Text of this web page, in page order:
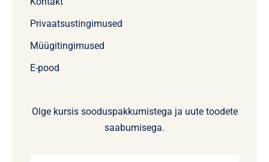
Privaatsustingimused
Müügitingimused
E-pood
Olge kursis sooduspakkumistega ja uute toodete
saabumisega.